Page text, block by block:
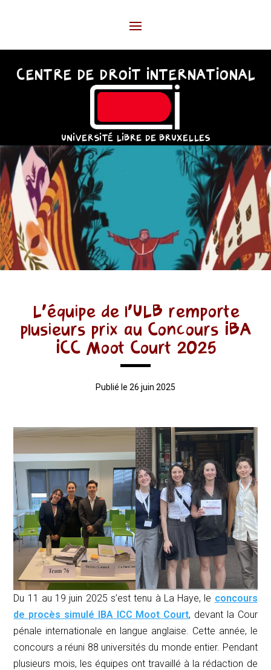
CENTRE DE DROIT INTERNATIONAL
UNIVERSITÉ LIBRE DE BRUXELLES
L’équipe de l’ULB remporte
plusieurs prix au Concours IBA
ICC Moot Court 2025
Publié le 26 juin 2025
Du 11 au 19 juin 2025 s’est tenu à La Haye, le concours
de procès simulé IBA ICC Moot Court, devant la Cour
pénale internationale en langue anglaise. Cette année, le
concours a réuni 88 universités du monde entier. Pendant
plusieurs mois, les équipes ont travaillé à la rédaction de